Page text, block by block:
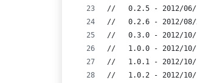
//   0.2.5 - 2012/06/19
//   0.2.6 - 2012/08/22
//   0.3.0 - 2012/10/
//   1.0.0 - 2012/10/17
//   1.0.1 - 2012/10/18
//   1.0.2 - 2012/10/18